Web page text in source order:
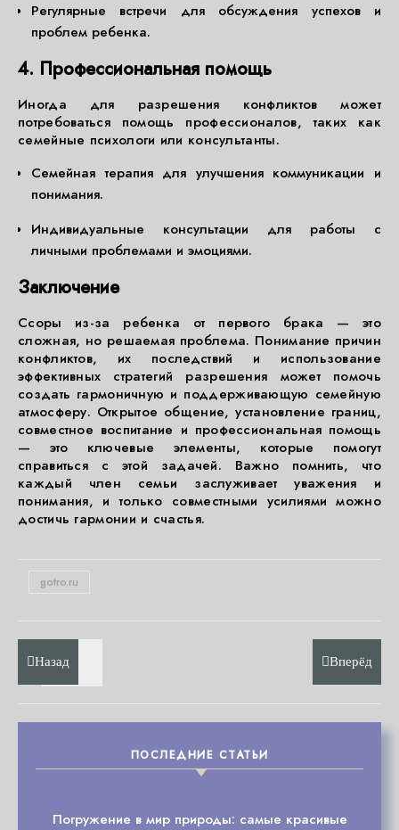
Регулярные встречи для обсуждения успехов и
проблем ребенка.
4. Профессиональная помощь
Иногда для разрешения конфликтов может
потребоваться помощь профессионалов, таких как
семейные психологи или консультанты.
Семейная терапия для улучшения коммуникации и
понимания.
Индивидуальные консультации для работы с
личными проблемами и эмоциями.
Заключение
Ссоры из-за ребенка от первого брака — это
сложная, но решаемая проблема. Понимание причин
конфликтов, их последствий и использование
эффективных стратегий разрешения может помочь
создать гармоничную и поддерживающую семейную
атмосферу. Открытое общение, установление границ,
совместное воспитание и профессиональная помощь
— это ключевые элементы, которые помогут
справиться с этой задачей. Важно помнить, что
каждый член семьи заслуживает уважения и
понимания, и только совместными усилиями можно
достичь гармонии и счастья.
gotro.ru
Назад Вперёд
ПОСЛЕДНИЕ СТАТЬИ
Погружение в мир природы: самые красивые